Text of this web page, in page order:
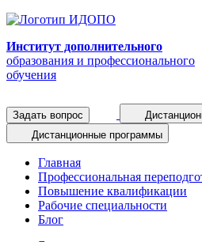
Институт дополнительного
образования и профессионального
обучения
Задать вопрос
Дистанционные программы
Главная
Профессиональная
Повышение квалификации
Рабочие специальности
Блог